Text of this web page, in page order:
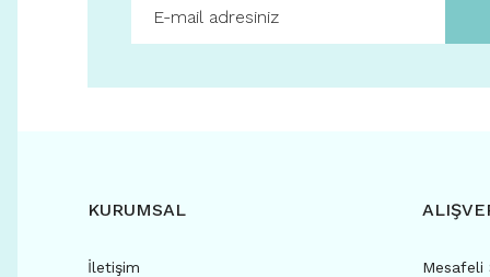
KURUMSAL
İletişim Mesafeli